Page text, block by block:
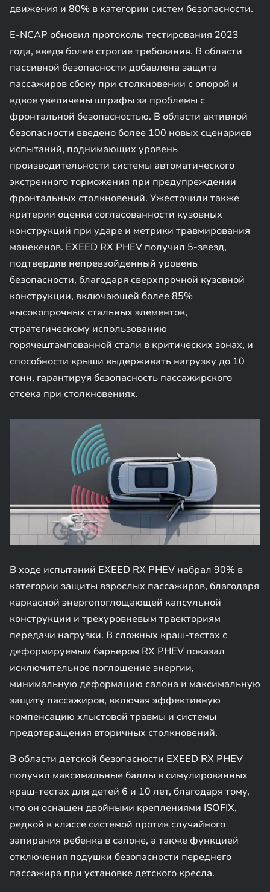
движения и 80% в категории систем безопасности.
E-NCAP обновил протоколы тестирования 2023
года, введя более строгие требования. В области
пассивной безопасности добавлена защита
пассажиров сбоку при столкновении с опорой и
вдвое увеличены штрафы за проблемы с
фронтальной безопасностью. В области активной
безопасности введено более 100 новых сценариев
испытаний, поднимающих уровень
производительности системы автоматического
экстренного торможения при предупреждении
фронтальных столкновений. Ужесточили также
критерии оценки согласованности кузовных
конструкций при ударе и метрики травмирования
манекенов. EXEED RX PHEV получил 5-звезд,
подтвердив непревзойденный уровень
безопасности, благодаря сверхпрочной кузовной
конструкции, включающей более 85%
высокопрочных стальных элементов,
стратегическому использованию
горячештампованной стали в критических зонах, и
способности крыши выдерживать нагрузку до 10
тонн, гарантируя безопасность пассажирского
отсека при столкновениях.
В ходе испытаний EXEED RX PHEV набрал 90% в
категории защиты взрослых пассажиров, благодаря
каркасной энергопоглощающей капсульной
конструкции и трехуровневым траекториям
передачи нагрузки. В сложных краш-тестах с
деформируемым барьером RX PHEV показал
исключительное поглощение энергии,
минимальную деформацию салона и максимальную
защиту пассажиров, включая эффективную
компенсацию хлыстовой травмы и системы
предотвращения вторичных столкновений.
В области детской безопасности EXEED RX PHEV
получил максимальные баллы в симулированных
краш-тестах для детей 6 и 10 лет, благодаря тому,
что он оснащен двойными креплениями ISOFIX,
редкой в классе системой против случайного
запирания ребенка в салоне, а также функцией
отключения подушки безопасности переднего
пассажира при установке детского кресла.